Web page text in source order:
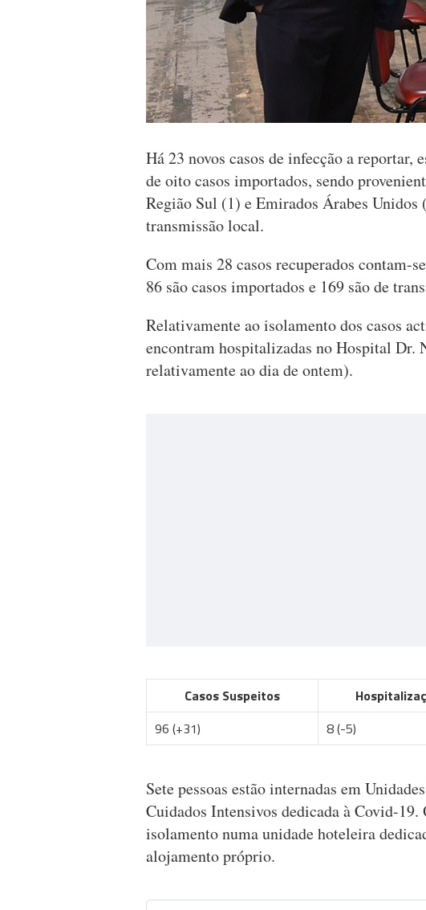
Há 23 novos casos de infecção a reportar,
de oito casos importados, sendo
Região Sul (1) e Emirados Árabes Unidos
transmissão local.
Com mais 28 casos recuperados contam-
86 são casos importados e 169 são de
Relativamente ao isolamento dos casos
encontram hospitalizadas no Hospital Dr.
relativamente ao dia de ontem).
Casos Suspeitos
96 (+31)
8 (-5)
Sete pessoas estão internadas em
Cuidados Intensivos dedicada à Covid-19.
isolamento numa unidade hoteleira
alojamento próprio.